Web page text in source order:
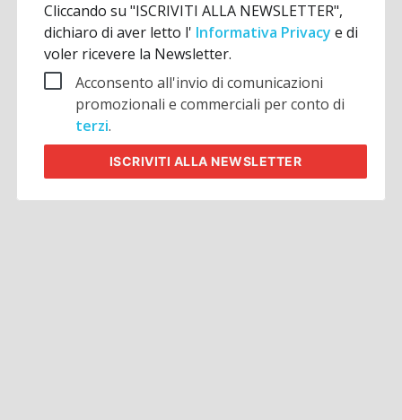
Cliccando su "ISCRIVITI ALLA NEWSLETTER",
dichiaro di aver letto l' Informativa Privacye di
voler ricevere la Newsletter.
Acconsento all'invio di comunicazioni
promozionali e commerciali per conto di
terzi.
ISCRIVITI ALLA NEWSLETTER